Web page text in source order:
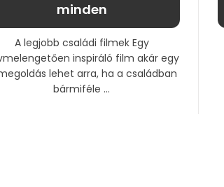
minden
A legjobb családi filmek Egy
inspiráló film akár egy
lehet arra, ha a családban
bármiféle ...